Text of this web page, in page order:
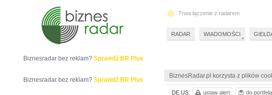
BiznesRadar.pl korzysta z plików
DE.US: ustaw alert do portfela
Biznesradar bez reklam? Sprawdź BR Plus
Biznesradar bez reklam? Sprawdź BR Plus
Trwa łączenie z radarem
RADAR WIADOMOŚCI